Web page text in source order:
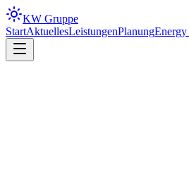
KW Gruppe
StartAktuellesLeistungenPlanung